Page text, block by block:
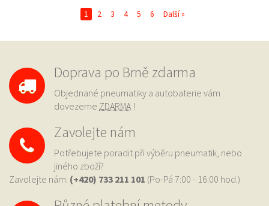
1 2 3 4 5 6 Další »
Doprava po Brně zdarma
Objednané pneumatiky a autobaterie vám
dovezeme ZDARMA !
Zavolejte nám
Potřebujete poradit při výběru pneumatik, nebo
jiného zboží?
Zavolejte nám: (+420) 733 211 101 (Po-Pá 7:00 - 16:00 hod.)